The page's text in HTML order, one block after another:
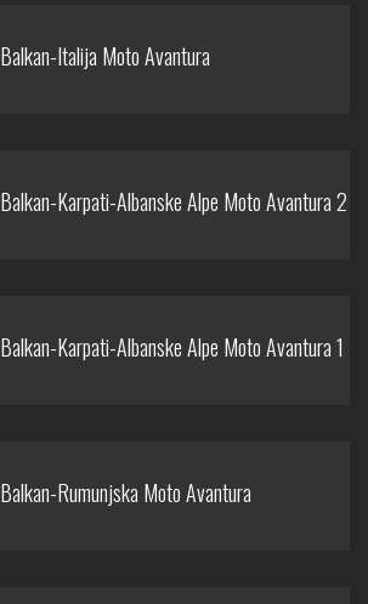
Balkan-Italija Moto Avantura
Balkan-Karpati-Albanske Alpe Moto Avantura 2
Balkan-Karpati-Albanske Alpe Moto Avantura 1
Balkan-Rumunjska Moto Avantura